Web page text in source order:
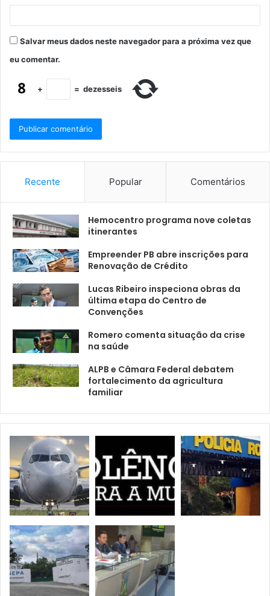
Salvar meus dados neste navegador para a próxima vez que
eu comentar.
+ = dezesseis
Recente Popular Comentários
Hemocentro programa nove coletas
itinerantes
Empreender PB abre inscrições para
Renovação de Crédito
Lucas Ribeiro inspeciona obras da
última etapa do Centro de
Convenções
Romero comenta situação da crise
na saúde
ALPB e Câmara Federal debatem
fortalecimento da agricultura
familiar